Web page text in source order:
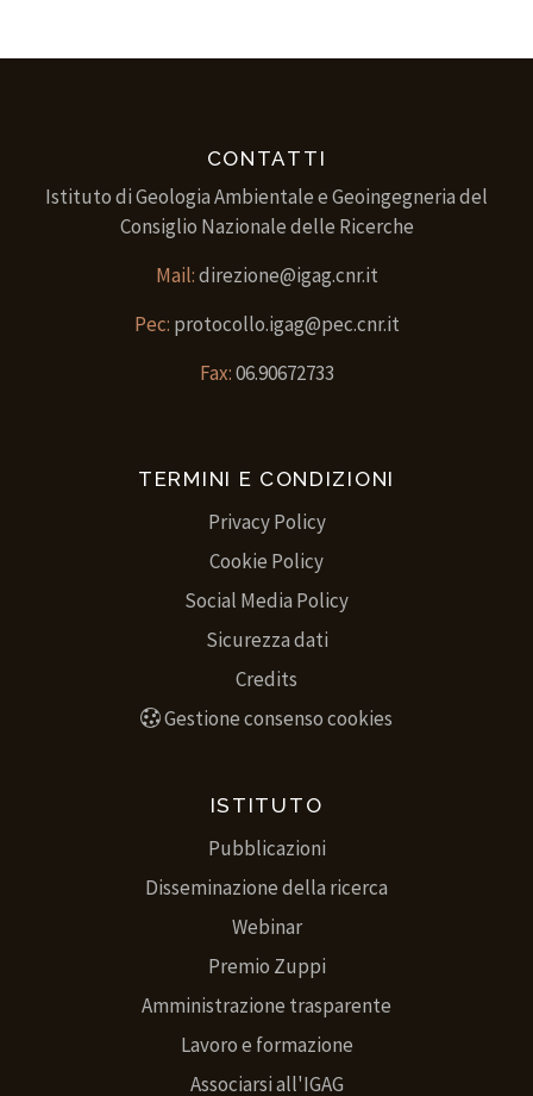
CONTATTI
Istituto di Geologia Ambientale e Geoingegneria del
Consiglio Nazionale delle Ricerche
Mail:direzione@igag.cnr.it
Pec: protocollo.igag@pec.cnr.it
Fax:06.90672733
TERMINI E CONDIZIONI
Privacy Policy
Cookie Policy
Social Media Policy
Sicurezza dati
Credits
Gestione consenso cookies
ISTITUTO
Pubblicazioni
Disseminazione della ricerca
Webinar
Premio Zuppi
Amministrazione trasparente
Lavoro e formazione
Associarsi all'IGAG